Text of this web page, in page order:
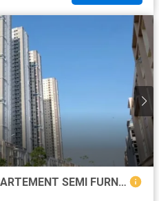
DI JUAL / DI SEWAKAN APARTEMENT SEMI FURNISHED